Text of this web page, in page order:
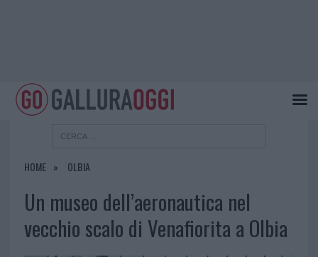
HOME OLBIA
Un museo dell’aeronautica nel
vecchio scalo di Venafiorita a Olbia